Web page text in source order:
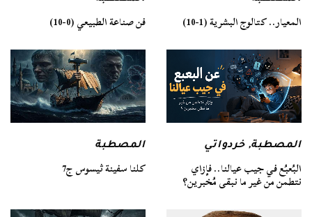
المعيار.. كتالوج البشرية (1-10) فن صناعة الطبيعي (0-10)
المصطبة,خردواتي
البُعبُع في جيب عيالنا.. فإزاي
نتطمن من غير ما نبقى مُخبرين؟
المصطبة
كلنا سفينة ثيسوس ج7